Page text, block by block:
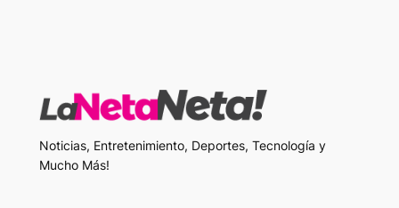
Noticias, Entretenimiento, Deportes, Tecnología y
Mucho Más!